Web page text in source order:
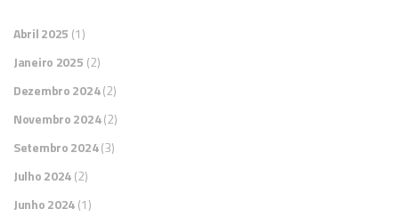
Abril 2025 (1)
Janeiro 2025 (2)
Dezembro 2024(2)
Novembro 2024(2)
Setembro 2024(3)
Julho 2024(2)
Junho 2024(1)